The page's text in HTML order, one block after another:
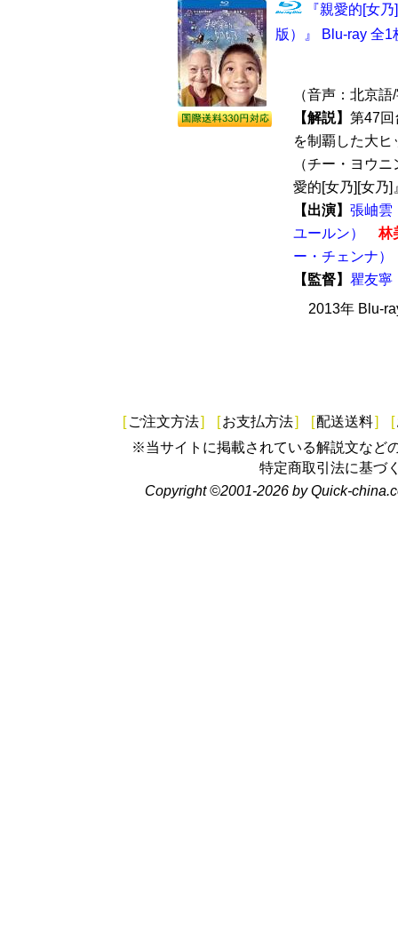
『親愛的[女
版）』 Blu-ray 全1
（音声：北京
【解説】 第47回
を制覇した大
（チー・ヨウ
愛的[女乃][女乃]
【出演】 張岫雲
ユールン）
林
ー・チェンナ）
【監督】 瞿友寧
2013年 Blu-
[ ご注文方法] [お支払方法] [配送送料] [
※当サイトに掲載されている解説文など
特定商取引法に基づ
Copyright ©2001-2026 by Quick-